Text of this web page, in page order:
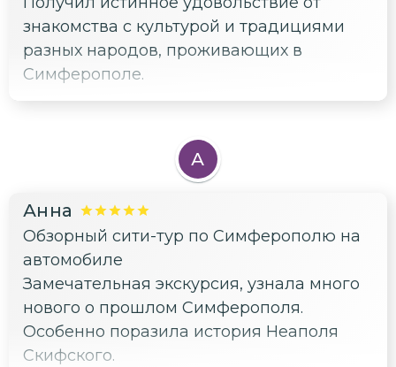
знакомства с культурой и традициями
разных народов, проживающих в
Симферополе.
А
Анна
Обзорный сити-тур по Симферополю на
автомобиле
Замечательная экскурсия, узнала много
нового о прошлом Симферополя.
Особенно поразила история Неаполя
Скифского.